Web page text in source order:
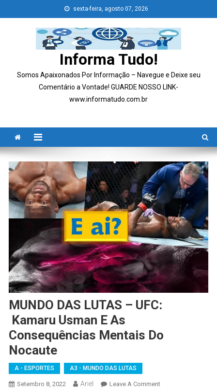
to
sexta-feira, agosto 07, 2026
Informa Tudo!
Somos Apaixonados Por Informação – Navegue e Deixe seu
Comentário a Vontade! GUARDE NOSSO LINK-
www.informatudo.com.br
MUNDO DAS LUTAS – UFC:
Kamaru Usman E As
Consequências Mentais Do
Nocaute
A - ESPORTES A3 - MUNDO DAS LUTAS
Setembro 8, 2022 Ariel Leave A CommentOn